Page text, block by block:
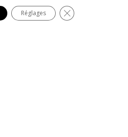
Réglages Fermer la